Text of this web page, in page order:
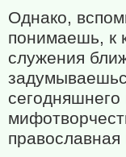
Однако,
понимаешь, к
служения
сегодняшнего
православная